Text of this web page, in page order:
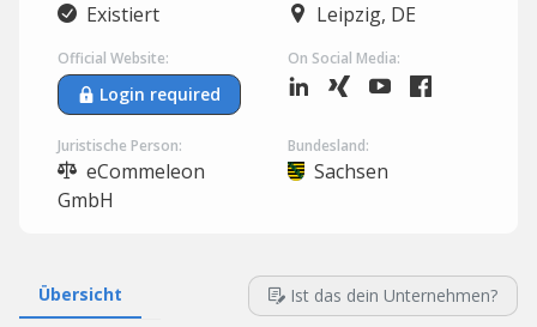
Existiert Leipzig, DE
Official Website:
Login required
On Social Media:
Juristische Person:
eCommeleon
GmbH
Bundesland:
Sachsen
Übersicht Ist das dein Unternehmen?